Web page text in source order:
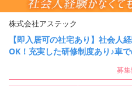
株式会社アステック
【即入居可の社宅あり】社会人
OK！充実した研修制度あり♪車
募